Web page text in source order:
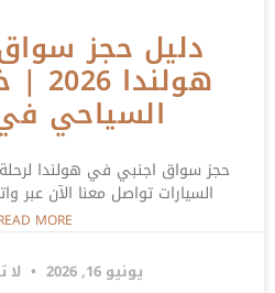
دليل حجز
السياحي
حجز سواق اجنبي في هولندا لرحلة
السيارات تواصل معنا الآن عبر واتساب:
MORE »
يونيو 16, 2026 لا